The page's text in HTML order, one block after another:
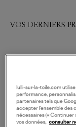
VOS DERNIERS
lulli-sur-la-toile.com
performance,
partenaires tels que
accepter l’ensemble des
nécessaires (« Continuer
vos données, consulter